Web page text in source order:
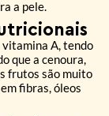
a pele.
A, tendo
que a cenoura,
frutos são muito
fibras, óleos